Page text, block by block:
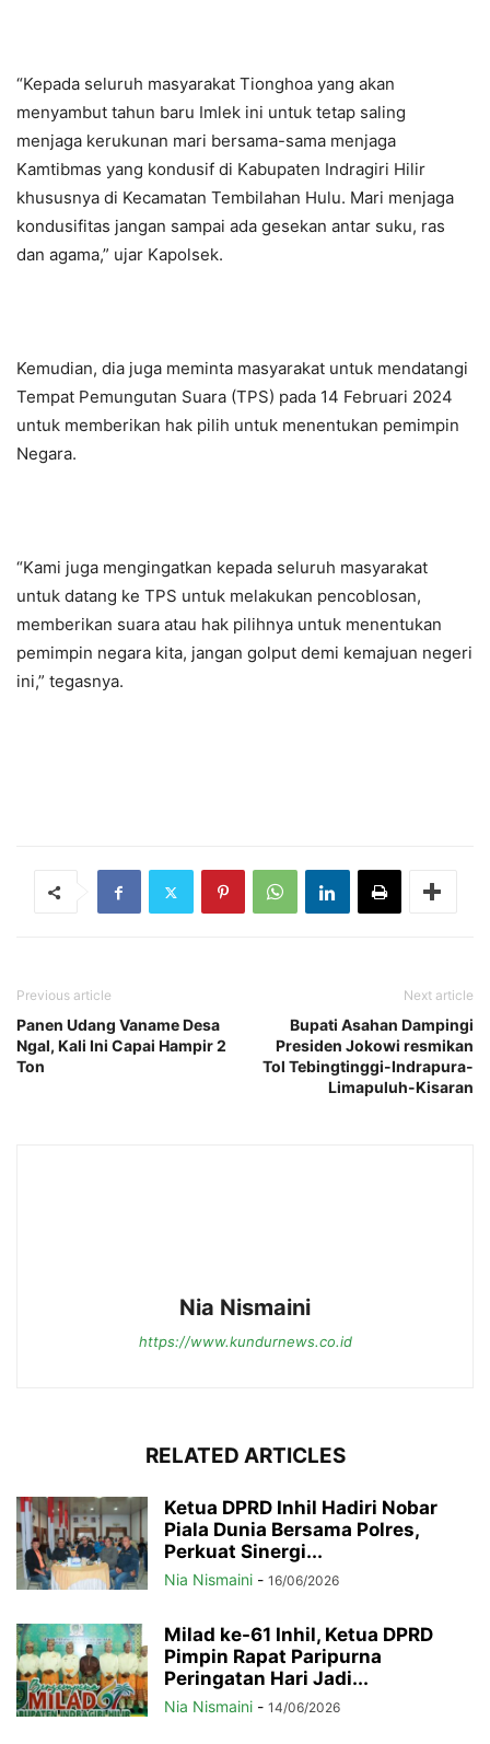
“Kepada seluruh masyarakat Tionghoa yang akan
menyambut tahun baru Imlek ini untuk tetap saling
menjaga kerukunan mari bersama-sama menjaga
Kamtibmas yang kondusif di Kabupaten Indragiri Hilir
khususnya di Kecamatan Tembilahan Hulu. Mari menjaga
kondusifitas jangan sampai ada gesekan antar suku, ras
dan agama,” ujar Kapolsek.
Kemudian, dia juga meminta masyarakat untuk mendatangi
Tempat Pemungutan Suara (TPS) pada 14 Februari 2024
untuk memberikan hak pilih untuk menentukan pemimpin
Negara.
“Kami juga mengingatkan kepada seluruh masyarakat
untuk datang ke TPS untuk melakukan pencoblosan,
memberikan suara atau hak pilihnya untuk menentukan
pemimpin negara kita, jangan golput demi kemajuan negeri
ini,” tegasnya.
Previous article
Panen Udang Vaname Desa
Ngal, Kali Ini Capai Hampir 2
Ton
Next article
Bupati Asahan Dampingi
Presiden Jokowi resmikan
Tol Tebingtinggi-Indrapura-
Limapuluh-Kisaran
Nia Nismaini
https://www.kundurnews.co.id
RELATED ARTICLES
Ketua DPRD Inhil Hadiri Nobar
Piala Dunia Bersama Polres,
Perkuat Sinergi...
Nia Nismaini - 16/06/2026
Milad ke-61 Inhil, Ketua DPRD
Pimpin Rapat Paripurna
Peringatan Hari Jadi...
Nia Nismaini - 14/06/2026